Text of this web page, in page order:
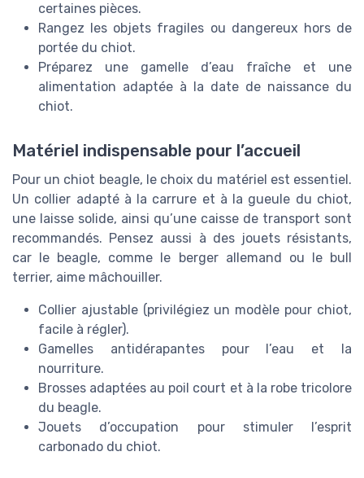
certaines pièces.
Rangez les objets fragiles ou dangereux hors de
portée du chiot.
Préparez une gamelle d’eau fraîche et une
alimentation adaptée à la date de naissance du
chiot.
Matériel indispensable pour l’accueil
Pour un chiot beagle, le choix du matériel est essentiel.
Un collier adapté à la carrure et à la gueule du chiot,
une laisse solide, ainsi qu’une caisse de transport sont
recommandés. Pensez aussi à des jouets résistants,
car le beagle, comme le berger allemand ou le bull
terrier, aime mâchouiller.
Collier ajustable (privilégiez un modèle pour chiot,
facile à régler).
Gamelles antidérapantes pour l’eau et la
nourriture.
Brosses adaptées au poil court et à la robe tricolore
du beagle.
Jouets d’occupation pour stimuler l’esprit
carbonado du chiot.